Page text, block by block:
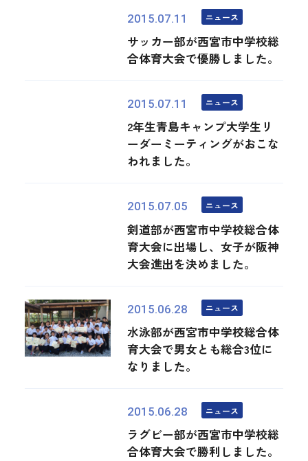
2015.07.11 ニュース
サッカー部が西宮市中学校総
合体育大会で優勝しました。
2015.07.11 ニュース
2年生青島キャンプ大学生リ
ーダーミーティングがおこな
われました。
2015.07.05 ニュース
剣道部が西宮市中学校総合体
育大会に出場し、女子が阪神
大会進出を決めました。
2015.06.28 ニュース
水泳部が西宮市中学校総合体
育大会で男女とも総合3位に
なりました。
2015.06.28 ニュース
ラグビー部が西宮市中学校総
合体育大会で勝利しました。